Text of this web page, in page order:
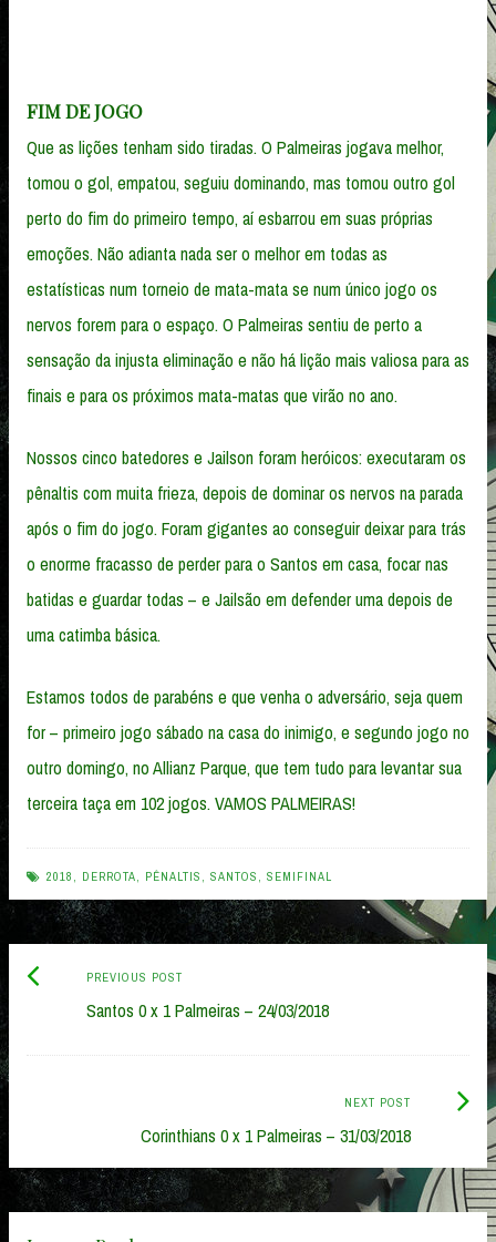
FIM DE JOGO
Que as lições tenham sido tiradas. O Palmeiras jogava melhor,
tomou o gol, empatou, seguiu dominando, mas tomou outro gol
perto do fim do primeiro tempo, aí esbarrou em suas próprias
emoções. Não adianta nada ser o melhor em todas as
estatísticas num torneio de mata-mata se num único jogo os
nervos forem para o espaço. O Palmeiras sentiu de perto a
sensação da injusta eliminação e não há lição mais valiosa para as
finais e para os próximos mata-matas que virão no ano.
Nossos cinco batedores e Jailson foram heróicos: executaram os
pênaltis com muita frieza, depois de dominar os nervos na parada
após o fim do jogo. Foram gigantes ao conseguir deixar para trás
o enorme fracasso de perder para o Santos em casa, focar nas
batidas e guardar todas – e Jailsão em defender uma depois de
uma catimba básica.
Estamos todos de parabéns e que venha o adversário, seja quem
for – primeiro jogo sábado na casa do inimigo, e segundo jogo no
outro domingo, no Allianz Parque, que tem tudo para levantar sua
terceira taça em 102 jogos. VAMOS PALMEIRAS!
2018 , DERROTA, PÊNALTIS , SANTOS , SEMIFINAL
Post
navigation
PREVIOUS POSTPrevious
post:
Santos 0 x 1 Palmeiras – 24/03/2018
NEXT POST
Corinthians 0 x 1 Palmeiras – 31/03/2018
Next